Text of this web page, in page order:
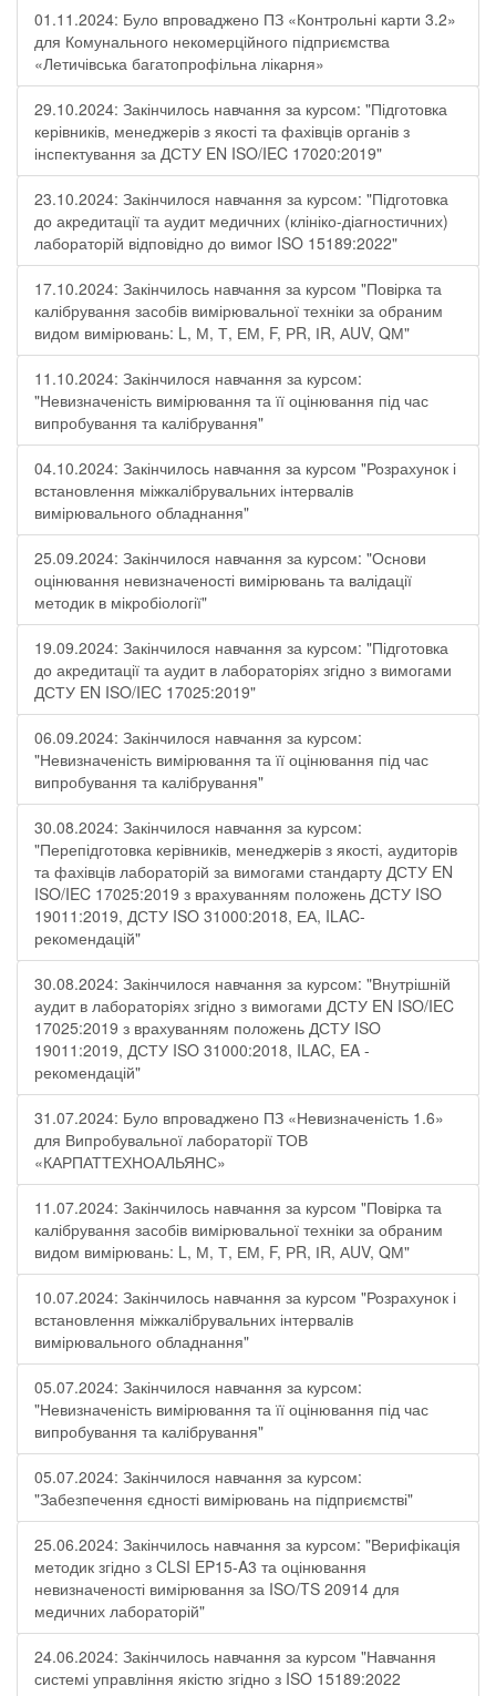
01.11.2024: Було впроваджено ПЗ «Контрольні карти 3.2»
для Комунального некомерційного підприємства
«Летичівська багатопрофільна лікарня»
29.10.2024: Закінчилось навчання за курсом: "Підготовка
керівників, менеджерів з якості та фахівців органів з
інспектування за ДСТУ EN ISO/IEC 17020:2019"
23.10.2024: Закінчилося навчання за курсом: "Підготовка
до акредитації та аудит медичних (клініко-діагностичних)
лабораторій відповідно до вимог ISO 15189:2022"
17.10.2024: Закінчилось навчання за курсом "Повірка та
калібрування засобів вимірювальної техніки за обраним
видом вимірювань: L, М, Т, ЕМ, F, РR, ІR, АUV, QМ"
11.10.2024: Закінчилося навчання за курсом:
"Невизначеність вимірювання та її оцінювання під час
випробування та калібрування"
04.10.2024: Закінчилось навчання за курсом "Розрахунок і
встановлення міжкалібрувальних інтервалів
вимірювального обладнання"
25.09.2024: Закінчилося навчання за курсом: "Основи
оцінювання невизначеності вимірювань та валідації
методик в мікробіології"
19.09.2024: Закінчилося навчання за курсом: "Підготовка
до акредитації та аудит в лабораторіях згідно з вимогами
ДСТУ EN ISO/IEC 17025:2019"
06.09.2024: Закінчилося навчання за курсом:
"Невизначеність вимірювання та її оцінювання під час
випробування та калібрування"
30.08.2024: Закінчилося навчання за курсом:
"Перепідготовка керівників, менеджерів з якості, аудиторів
та фахівців лабораторій за вимогами стандарту ДСТУ EN
ISO/IEC 17025:2019 з врахуванням положень ДСТУ ISO
19011:2019, ДСТУ ISO 31000:2018, ЕА, ILAC-
рекомендацій"
30.08.2024: Закінчилося навчання за курсом: "Внутрішній
аудит в лабораторіях згідно з вимогами ДСТУ EN ISO/IEC
17025:2019 з врахуванням положень ДСТУ ISO
19011:2019, ДСТУ ISO 31000:2018, ILAC, EA -
рекомендацій"
31.07.2024: Було впроваджено ПЗ «Невизначеність 1.6»
для Випробувальної лабораторії ТОВ
«КАРПАТТЕХНОАЛЬЯНС»
11.07.2024: Закінчилось навчання за курсом "Повірка та
калібрування засобів вимірювальної техніки за обраним
видом вимірювань: L, М, Т, ЕМ, F, РR, ІR, АUV, QМ"
10.07.2024: Закінчилось навчання за курсом "Розрахунок і
встановлення міжкалібрувальних інтервалів
вимірювального обладнання"
05.07.2024: Закінчилося навчання за курсом:
"Невизначеність вимірювання та її оцінювання під час
випробування та калібрування"
05.07.2024: Закінчилося навчання за курсом:
"Забезпечення єдності вимірювань на підприємстві"
25.06.2024: Закінчилось навчання за курсом: "Верифікація
методик згідно з CLSI EP15-A3 та оцінювання
невизначеності вимірювання за ISО/TS 20914 для
медичних лабораторій"
24.06.2024: Закінчилось навчання за курсом "Навчання
системі управління якістю згідно з ISO 15189:2022